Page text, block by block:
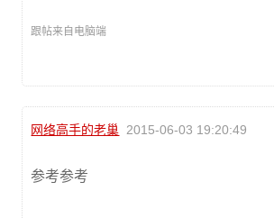
跟帖来自电脑端
网络高手的老巢 2015-06-03 19:20:49
参考参考